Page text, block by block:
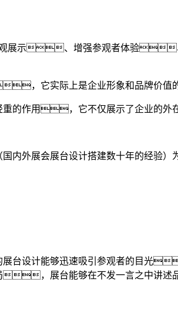
直观展示、增强参观者体验
，它实际上是企业形象和品牌价值
重的作用，它不仅展示了企业的
内外展会展台设计搭建数十年的经验
设计能够迅速吸引参观者的目光
，展台能够在不发一言之中讲